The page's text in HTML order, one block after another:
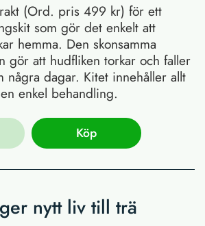
(Ord. pris 499 kr) för ett
som gör det enkelt att
hemma. Den skonsamma
gör att hudfliken torkar och faller
några dagar. Kitet innehåller allt
enkel behandling.
Köp
nytt liv till trä